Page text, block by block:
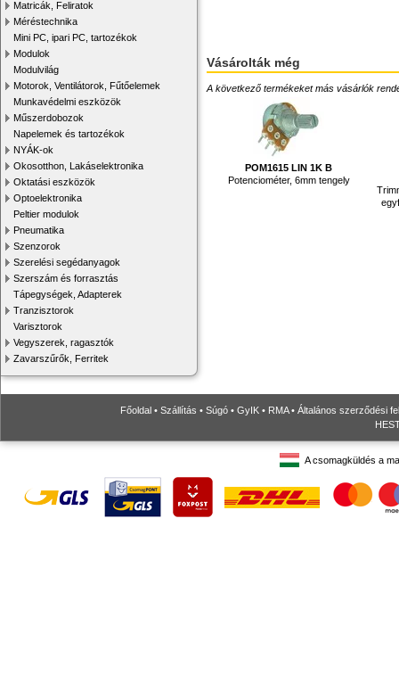
Matricák, Feliratok
Méréstechnika
Mini PC, ipari PC, tartozékok
Modulok
Modulvilág
Motorok, Ventilátorok, Fűtőelemek
Munkavédelmi eszközök
Műszerdobozok
Napelemek és tartozékok
NYÁK-ok
Okosotthon, Lakáselektronika
Oktatási eszközök
Optoelektronika
Peltier modulok
Pneumatika
Szenzorok
Szerelési segédanyagok
Szerszám és forrasztás
Tápegységek, Adapterek
Tranzisztorok
Varisztorok
Vegyszerek, ragasztók
Zavarszűrők, Ferritek
Vásárolták még
A következő termékeket más vásárlók
POM1615 LIN 1K B
Potenciométer, 6mm tengely
Főoldal • Szállítás • Súgó • GyIK • RMA• Általános szerződési
A csomagküldés a